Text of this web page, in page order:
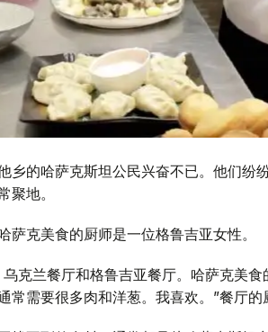
乡的哈萨克斯坦公民兴奋不已。他们纷
聚地。
克美食的厨师是一位格鲁吉亚女性。
克兰餐厅和格鲁吉亚餐厅。哈萨克美
需要很多肉和洋葱。我喜欢。”餐厅的